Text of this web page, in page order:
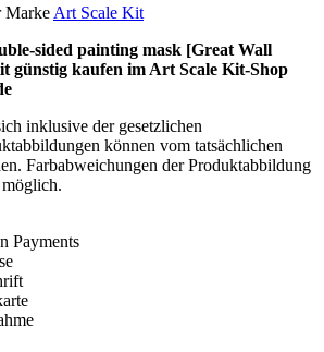
Marke Art Scale Kit
sided painting mask [Great Wall
günstig kaufen im Art Scale Kit-Shop
inklusive der gesetzlichen
können vom tatsächlichen
Farbabweichungen der Produktabbildung